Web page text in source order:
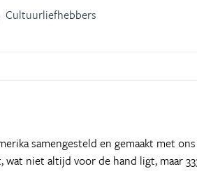
Cultuurliefhebbers
samengesteld en gemaakt met
niet altijd voor de hand ligt, maar